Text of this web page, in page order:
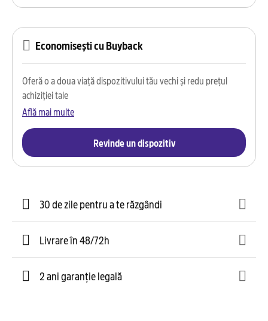
Economisești cu Buyback
Oferă o a doua viață dispozitivului tău vechi și redu prețul
achiziției tale
Află mai multe
Revinde un dispozitiv
30 de zile pentru a te răzgândi
Livrare în 48/72h
2 ani garanție legală